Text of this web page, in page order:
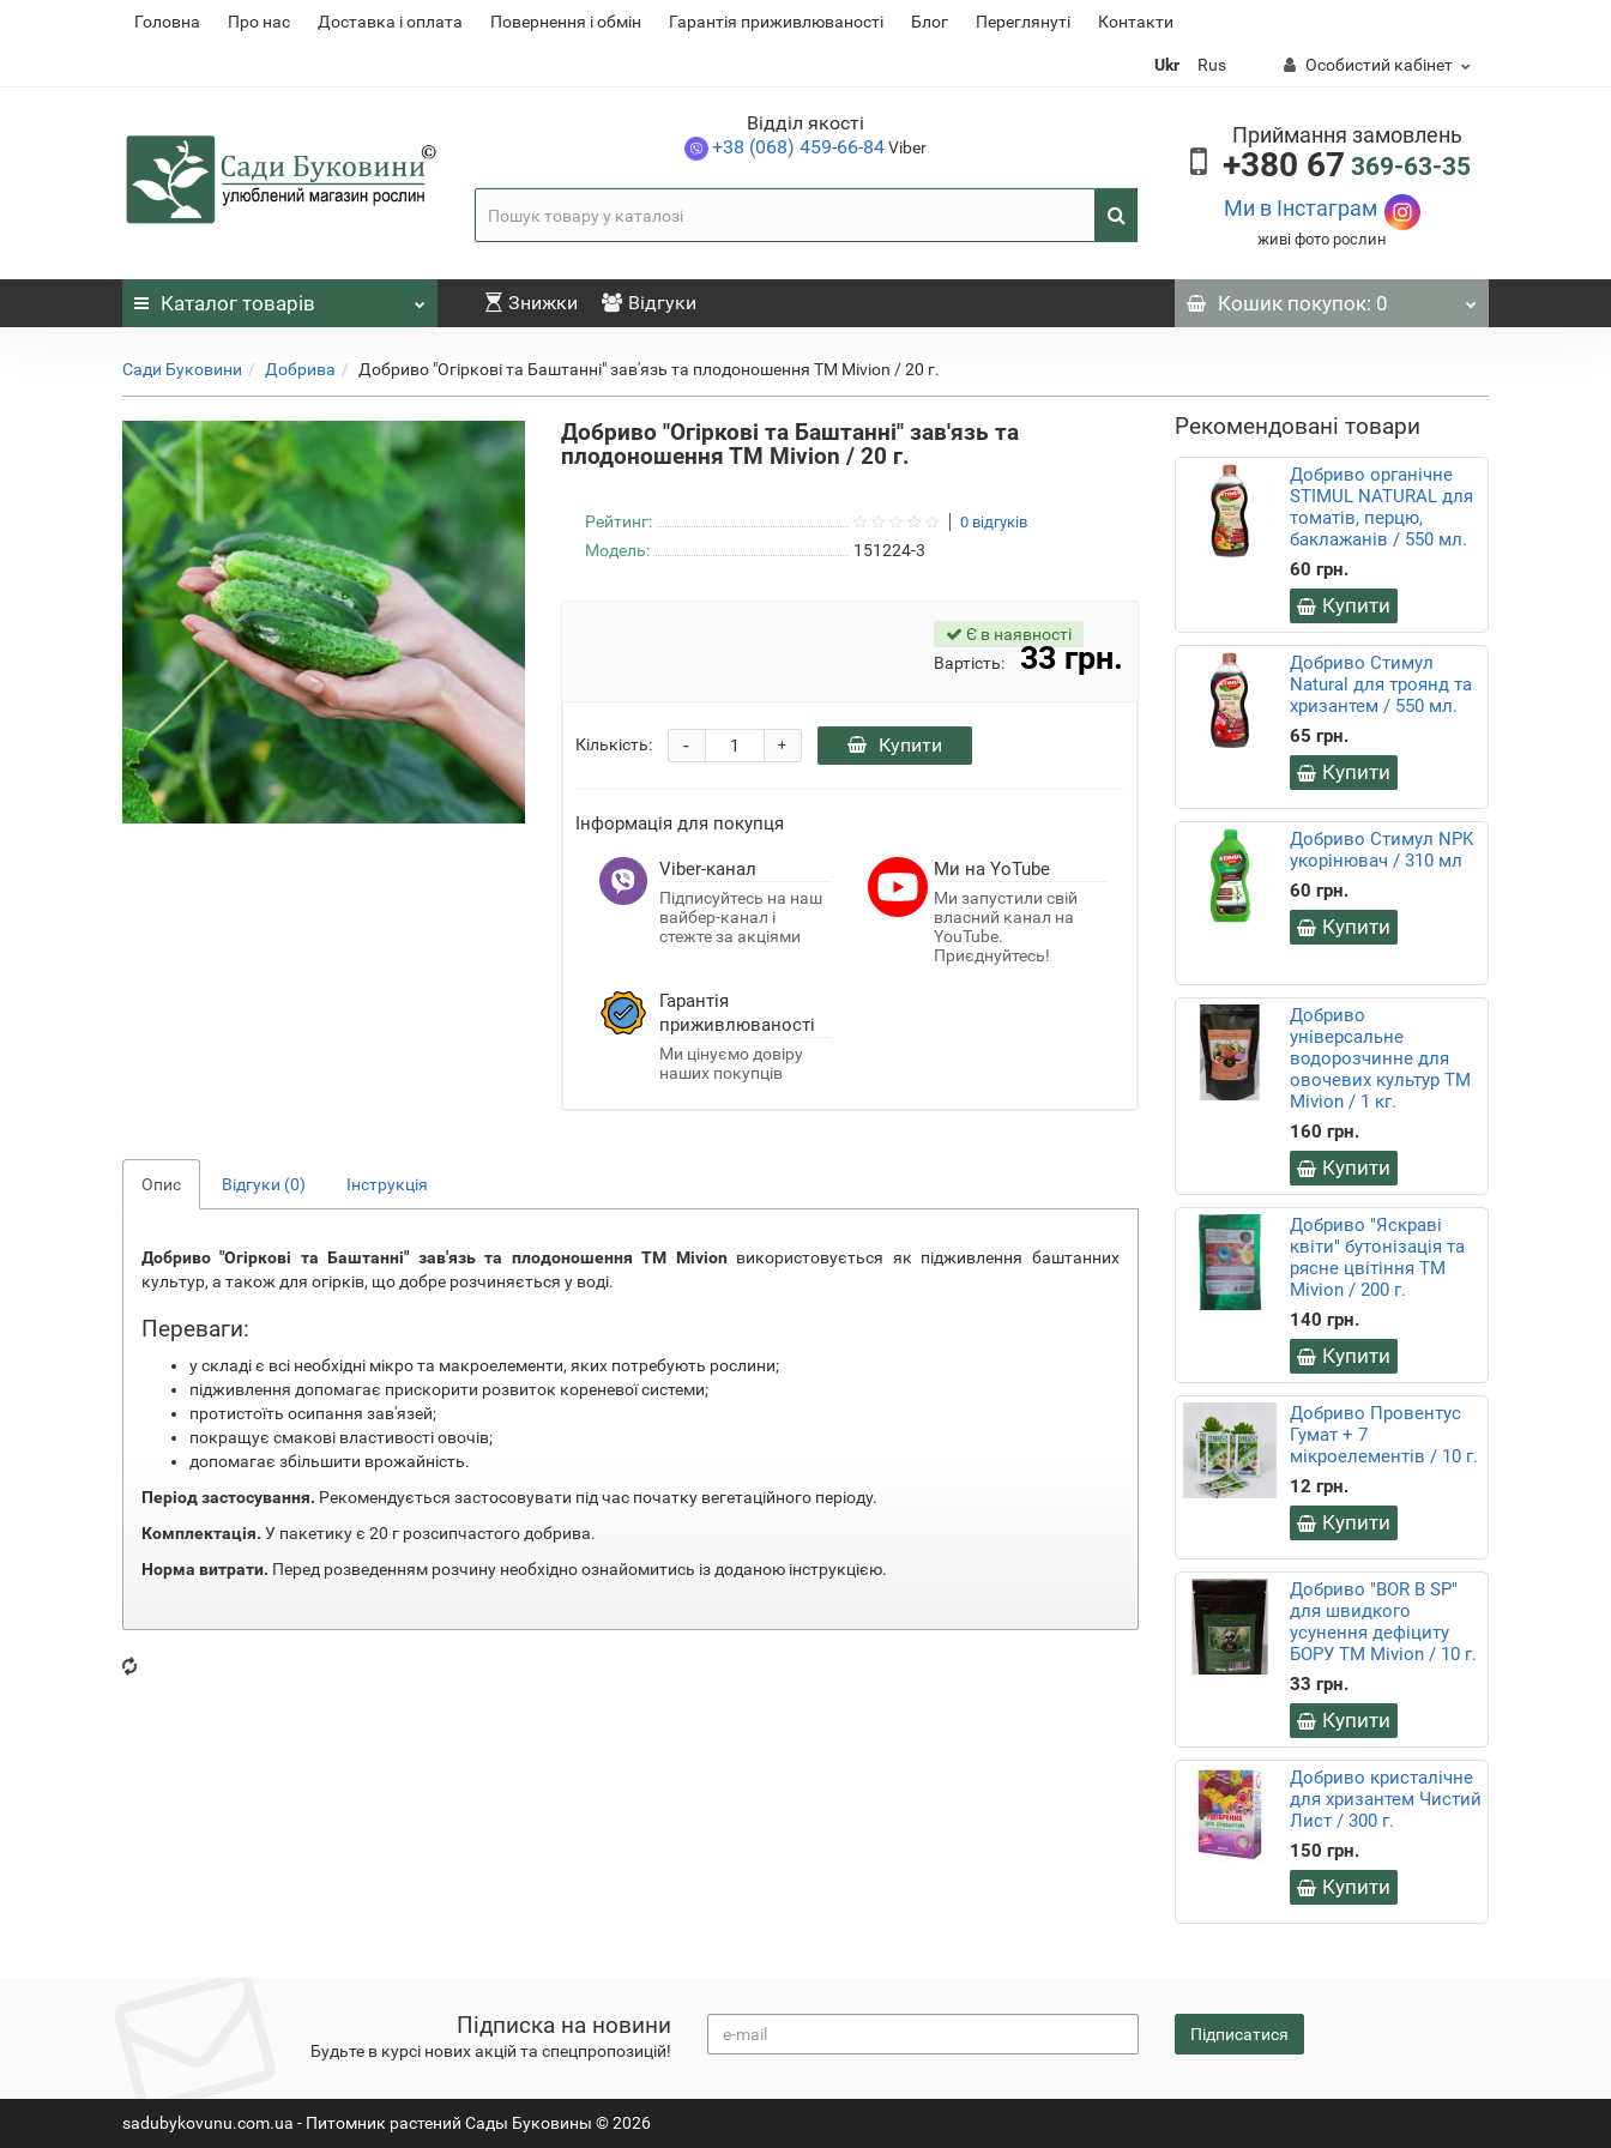
Головна Про нас Доставка і оплата Повернення i обмін Гарантія приживлюваності Блог Переглянуті Контакти
Ukr Rus Особистий кабінет
Відділ якості
+38 (068) 459-66-84Viber Приймання замовлень
+380 67 369-63-35
Ми в Інстаграм
живі фото рослин
Каталог товарів Знижки Відгуки Кошикпокупок: 0
Сади Буковини Добрива Добриво "Огіркові та Баштанні" зав'язь та плодоношення ТМ Mivion / 20 г.
Добриво "Огіркові та Баштанні" зав'язь та
плодоношення ТМ Mivion / 20 г.
Рейтинг: 0 відгуків
Модель: 151224-3
Є в наявності
Вартість:
33 грн.
Кількість: +
- Купити
Інформація для покупця
Viber-канал
Підписуйтесь на наш
вайбер-канал і
стежте за акціями
Ми на YoTube
Ми запустили свій
власний канал на
YouTube.
Приєднуйтесь!
Гарантія
приживлюваності
Ми цінуємо довіру
наших покупців
Опис Відгуки (0) Інструкція
Добриво "Огіркові та Баштанні" зав'язь та плодоношення ТМ Mivion використовується як підживлення баштанних
культур, а також для огірків, що добре розчиняється у воді.
Переваги:
у складі є всі необхідні мікро та макроелементи, яких потребують рослини;
підживлення допомагає прискорити розвиток кореневої системи;
протистоїть осипання зав'язей;
покращує смакові властивості овочів;
допомагає збільшити врожайність.
Період застосування. Рекомендується застосовувати під час початку вегетаційного періоду.
Комплектація. У пакетику є 20 г розсипчастого добрива.
Норма витрати. Перед розведенням розчину необхідно ознайомитись із доданою інструкцією.
Рекомендовані товари
Добриво органічне
STIMUL NATURAL для
томатів, перцю,
баклажанів / 550 мл.
60 грн.
Купити
Добриво Стимул
Natural для троянд та
хризантем / 550 мл.
65 грн.
Купити
Добриво Стимул NPK
укорінювач / 310 мл
60 грн.
Купити
Добриво
універсальне
водорозчинне для
овочевих культур ТМ
Mivion / 1 кг.
160 грн.
Купити
Добриво "Яскраві
квіти" бутонізація та
рясне цвітіння ТМ
Mivion / 200 г.
140 грн.
Купити
Добриво Провентус
Гумат + 7
мікроелементів / 10 г.
12 грн.
Купити
Добриво "BOR B SP"
для швидкого
усунення дефіциту
БОРУ ТМ Mivion / 10 г.
33 грн.
Купити
Добриво кристалічне
для хризантем Чистий
Лист / 300 г.
150 грн.
Купити
Підписка на новини
Будьте в курсі нових акцій та спецпропозицій!
Підписатися
sadubykovunu.com.ua - Питомник растений Сады Буковины © 2026